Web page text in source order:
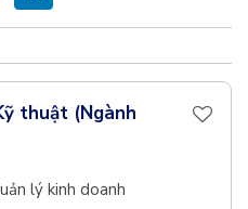
thuật (Ngành
lý kinh doanh